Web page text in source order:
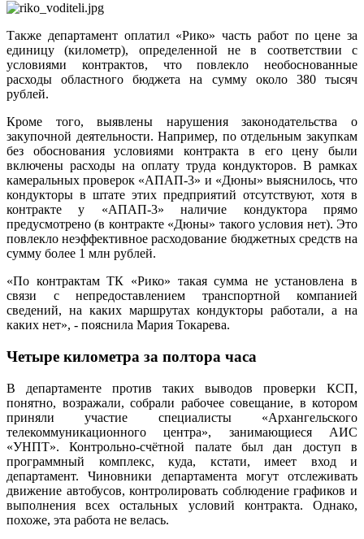
Также департамент оплатил «Рико» часть работ по цене за
единицу (километр), определенной не в соответствии с
условиями контрактов, что повлекло необоснованные
расходы областного бюджета на сумму около 380 тысяч
рублей.
Кроме того, выявлены нарушения законодательства о
закупочной деятельности. Например, по отдельным закупкам
без обоснования условиями контракта в его цену были
включены расходы на оплату труда кондукторов. В рамках
камеральных проверок «АПАП-3» и «Дюны» выяснилось, что
кондукторы в штате этих предприятий отсутствуют, хотя в
контракте у «АПАП-3» наличие кондуктора прямо
предусмотрено (в контракте «Дюны» такого условия нет). Это
повлекло неэффективное расходование бюджетных средств на
сумму более 1 млн рублей.
«По контрактам ТК «Рико» такая сумма не установлена в
связи с непредоставлением транспортной компанией
сведений, на каких маршрутах кондукторы работали, а на
каких нет», - пояснила Мария Токарева.
Четыре километра за полтора часа
В департаменте против таких выводов проверки КСП,
понятно, возражали, собрали рабочее совещание, в котором
приняли участие специалисты «Архангельского
телекоммуникационного центра», занимающиеся АИС
«УНПТ». Контрольно-счётной палате был дан доступ в
программный комплекс, куда, кстати, имеет вход и
департамент. Чиновники департамента могут отслеживать
движение автобусов, контролировать соблюдение графиков и
выполнения всех остальных условий контракта. Однако,
похоже, эта работа не велась.